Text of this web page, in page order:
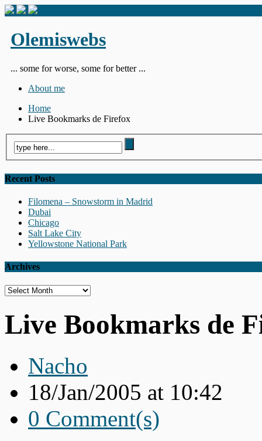
Olemiswebs
... some for worse, some for better ...
About me
Home
Live Bookmarks de Firefox
Recent Posts
Filomena – Snowstorm in Madrid
Dubai
Chicago
Salt Lake City
Yellowstone National Park
Archives
Archives
Live Bookmarks de
Nacho
18/Jan/2005 at 10:42
0 Comment(s)